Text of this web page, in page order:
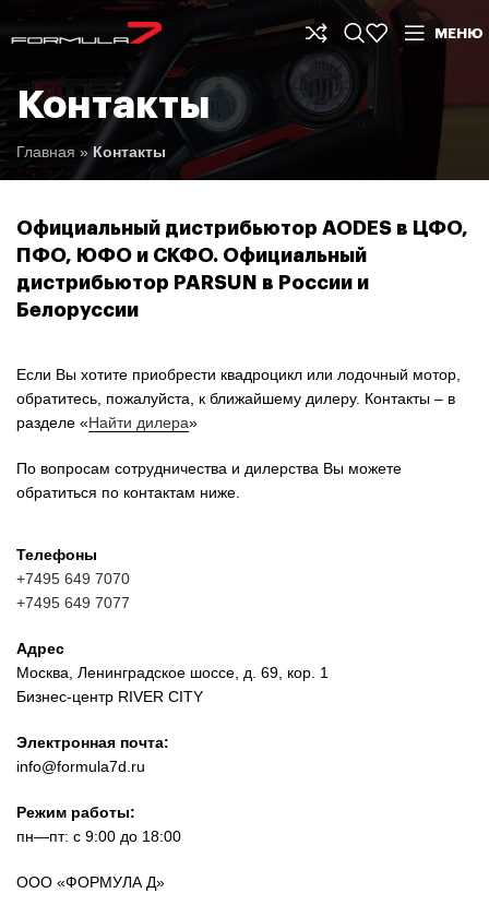
МЕНЮ
Контакты
Главная »Контакты
Официальный дистрибьютор AODES в ЦФО,
ПФО, ЮФО и СКФО. Официальный
дистрибьютор PARSUN в России и
Белоруссии
Если Вы хотите приобрести квадроцикл или лодочный мотор,
обратитесь, пожалуйста, к ближайшему дилеру. Контакты – в
разделе «Найти дилера»
По вопросам сотрудничества и дилерства Вы можете
обратиться по контактам ниже.
Телефоны
+7495 649 7070
+7495 649 7077
Адрес
Москва, Ленинградское шоссе, д. 69, кор. 1
Бизнес-центр RIVER CITY
Электронная почта:
info@formula7d.ru
Режим работы:
пн—пт: с 9:00 до 18:00
ООО «ФОРМУЛА Д»